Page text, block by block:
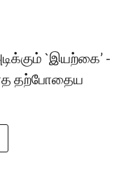
`இயற்கை’ -
தற்போதைய